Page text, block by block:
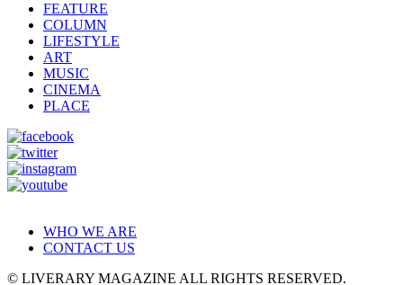
FEATURE
COLUMN
LIFESTYLE
ART
MUSIC
CINEMA
PLACE
WHO WE ARE
CONTACT US
© LIVERARY MAGAZINE ALL RIGHTS RESERVED.